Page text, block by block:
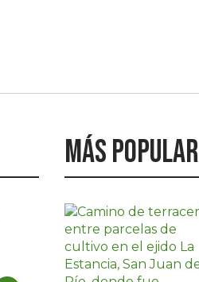
Más popular